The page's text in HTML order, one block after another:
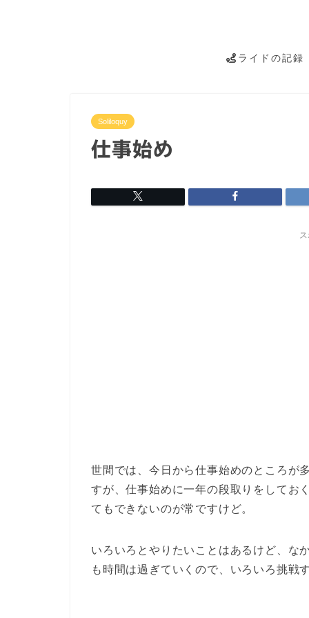
ライドの記録
Soliloquy
仕事始め
世間では、今日から仕事始めのところが
すが、仕事始めに一年の段取りをしてお
てもできないのが常ですけど。
いろいろとやりたいことはあるけど、な
も時間は過ぎていくので、いろいろ挑戦